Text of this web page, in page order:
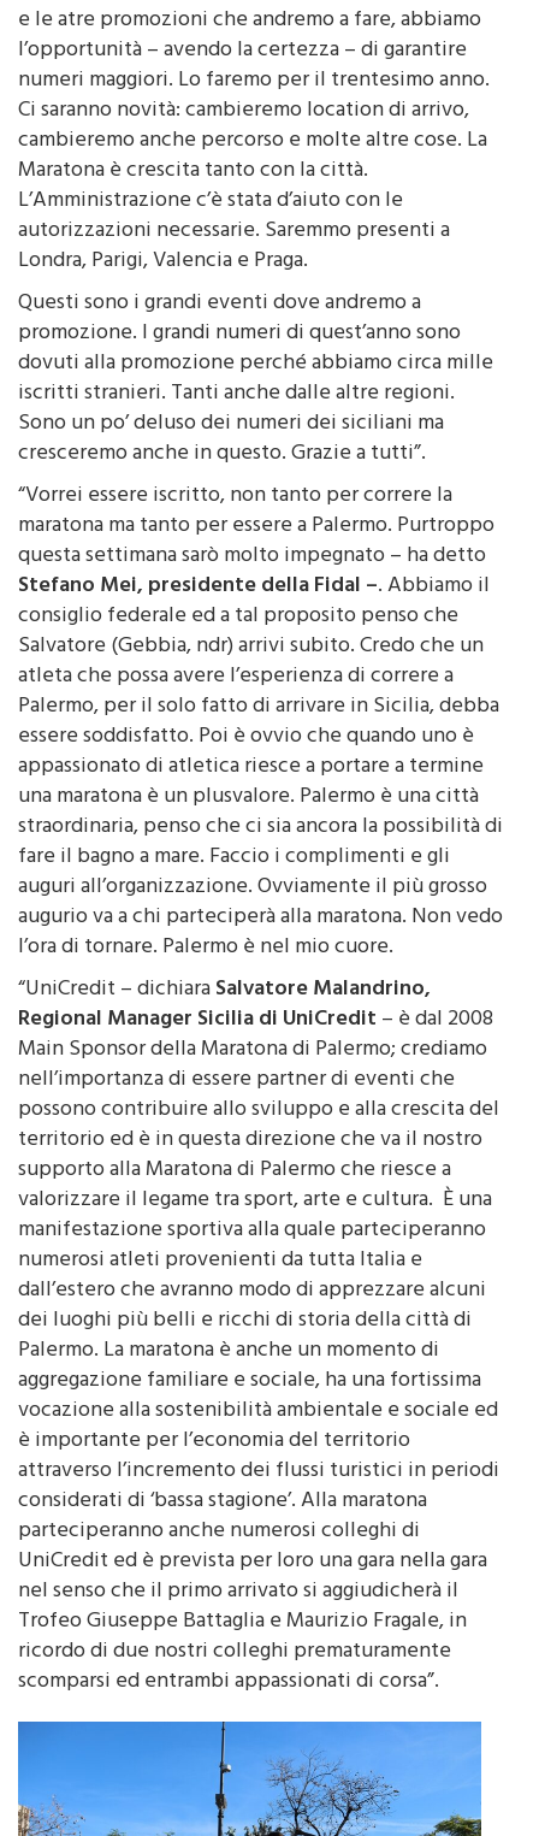
e le atre promozioni che andremo a fare, abbiamo
l’opportunità – avendo la certezza – di garantire
numeri maggiori. Lo faremo per il trentesimo anno.
Ci saranno novità: cambieremo location di arrivo,
cambieremo anche percorso e molte altre cose. La
Maratona è crescita tanto con la città.
L’Amministrazione c’è stata d’aiuto con le
autorizzazioni necessarie. Saremmo presenti a
Londra, Parigi, Valencia e Praga.
Questi sono i grandi eventi dove andremo a
promozione. I grandi numeri di quest’anno sono
dovuti alla promozione perché abbiamo circa mille
iscritti stranieri. Tanti anche dalle altre regioni.
Sono un po’ deluso dei numeri dei siciliani ma
cresceremo anche in questo. Grazie a tutti”.
“Vorrei essere iscritto, non tanto per correre la
maratona ma tanto per essere a Palermo. Purtroppo
questa settimana sarò molto impegnato – ha detto
Stefano Mei, presidente della Fidal –. Abbiamo il
consiglio federale ed a tal proposito penso che
Salvatore (Gebbia, ndr) arrivi subito. Credo che un
atleta che possa avere l’esperienza di correre a
Palermo, per il solo fatto di arrivare in Sicilia, debba
essere soddisfatto. Poi è ovvio che quando uno è
appassionato di atletica riesce a portare a termine
una maratona è un plusvalore. Palermo è una città
straordinaria, penso che ci sia ancora la possibilità di
fare il bagno a mare. Faccio i complimenti e gli
auguri all’organizzazione. Ovviamente il più grosso
augurio va a chi parteciperà alla maratona. Non vedo
l’ora di tornare. Palermo è nel mio cuore.
“UniCredit – dichiaraSalvatore Malandrino,
Regional Manager Sicilia di UniCredit– è dal 2008
Main Sponsor della Maratona di Palermo; crediamo
nell’importanza di essere partner di eventi che
possono contribuire allo sviluppo e alla crescita del
territorio ed è in questa direzione che va il nostro
supporto alla Maratona di Palermo che riesce a
valorizzare il legame tra sport, arte e cultura. È una
manifestazione sportiva alla quale parteciperanno
numerosi atleti provenienti da tutta Italia e
dall’estero che avranno modo di apprezzare alcuni
dei luoghi più belli e ricchi di storia della città di
Palermo. La maratona è anche un momento di
aggregazione familiare e sociale, ha una fortissima
vocazione alla sostenibilità ambientale e sociale ed
è importante per l’economia del territorio
attraverso l’incremento dei flussi turistici in periodi
considerati di ‘bassa stagione’. Alla maratona
parteciperanno anche numerosi colleghi di
UniCredit ed è prevista per loro una gara nella gara
nel senso che il primo arrivato si aggiudicherà il
Trofeo Giuseppe Battaglia e Maurizio Fragale, in
ricordo di due nostri colleghi prematuramente
scomparsi ed entrambi appassionati di corsa”.